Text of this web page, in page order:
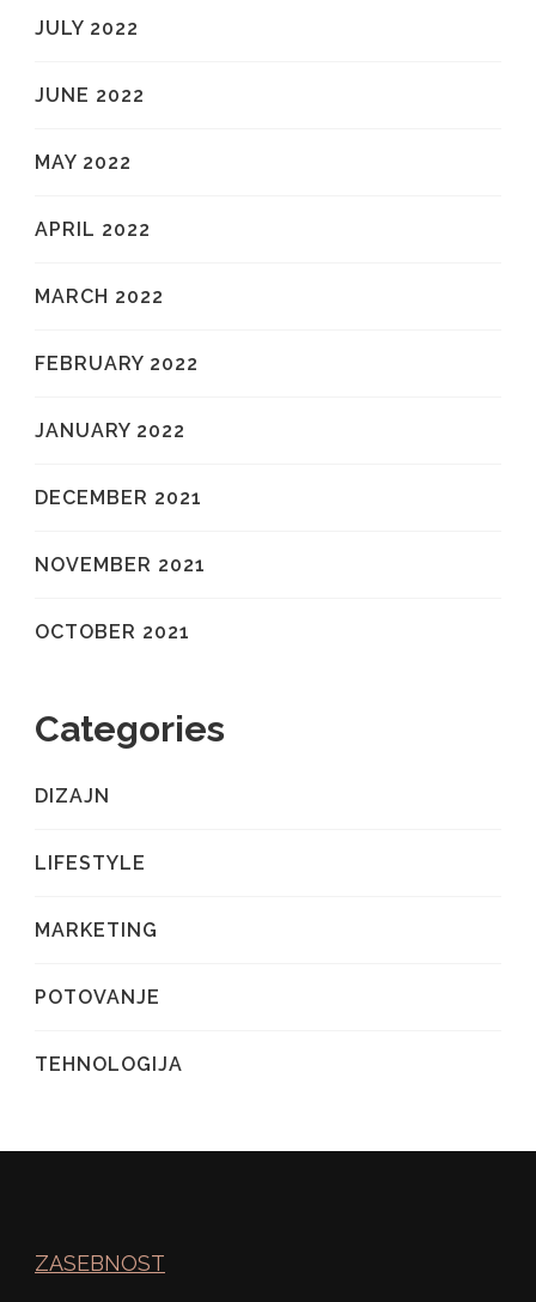
JULY 2022
JUNE 2022
MAY 2022
APRIL 2022
MARCH 2022
FEBRUARY 2022
JANUARY 2022
DECEMBER 2021
NOVEMBER 2021
OCTOBER 2021
Categories
DIZAJN
LIFESTYLE
MARKETING
POTOVANJE
TEHNOLOGIJA
ZASEBNOST